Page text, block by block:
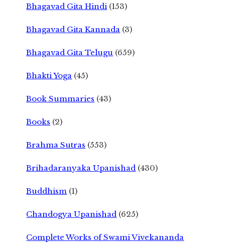
Bhagavad Gita Hindi (153)
Bhagavad Gita Kannada (3)
Bhagavad Gita Telugu (659)
Bhakti Yoga (45)
Book Summaries (43)
Books (2)
Brahma Sutras (553)
Brihadaranyaka Upanishad (430)
Buddhism (1)
Chandogya Upanishad (625)
Complete Works of Swami Vivekananda